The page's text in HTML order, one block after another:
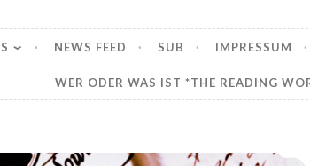
World
NEWS FEED SUB IMPRESSUM
WER ODER WAS IST *THE READING
*Rezension* -> Winterherz von J. R. Ward